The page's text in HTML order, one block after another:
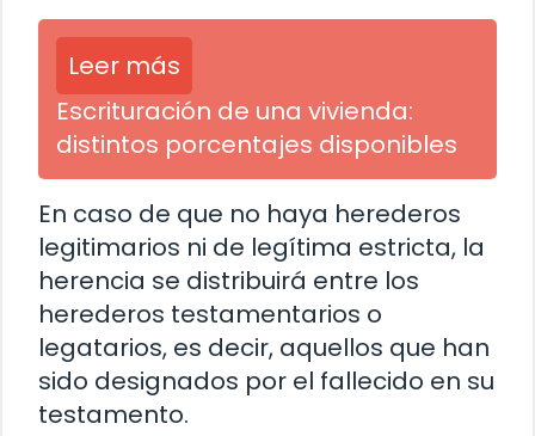
Leer más
Escrituración de una vivienda:
distintos porcentajes disponibles
En caso de que no haya herederos
legitimarios ni de legítima estricta, la
herencia se distribuirá entre los
herederos testamentarios o
legatarios, es decir, aquellos que han
sido designados por el fallecido en su
testamento.